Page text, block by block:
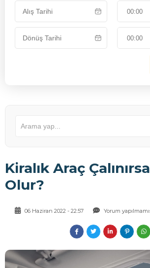
Kiralık Araç
Olur?
06 Haziran 2022 - 22:57 Yorum